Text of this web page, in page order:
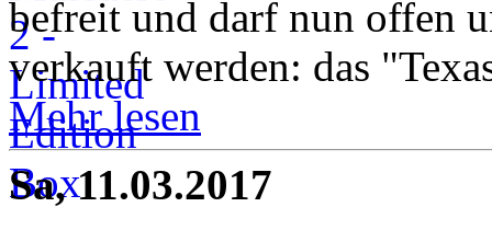
befreit und darf nun offen
verkauft werden: das
Mehr lesen
Sa, 11.03.2017